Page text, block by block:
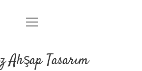
Anasayfa
menüyü
Ahşap Tasarım